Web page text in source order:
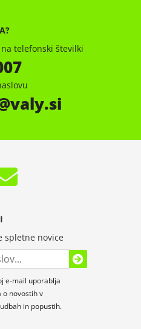
telefonski številki
valy.si
spletne novice
e-mail uporablja
o novostih v
in popustih.